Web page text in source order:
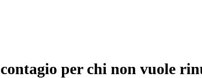
per chi non vuole